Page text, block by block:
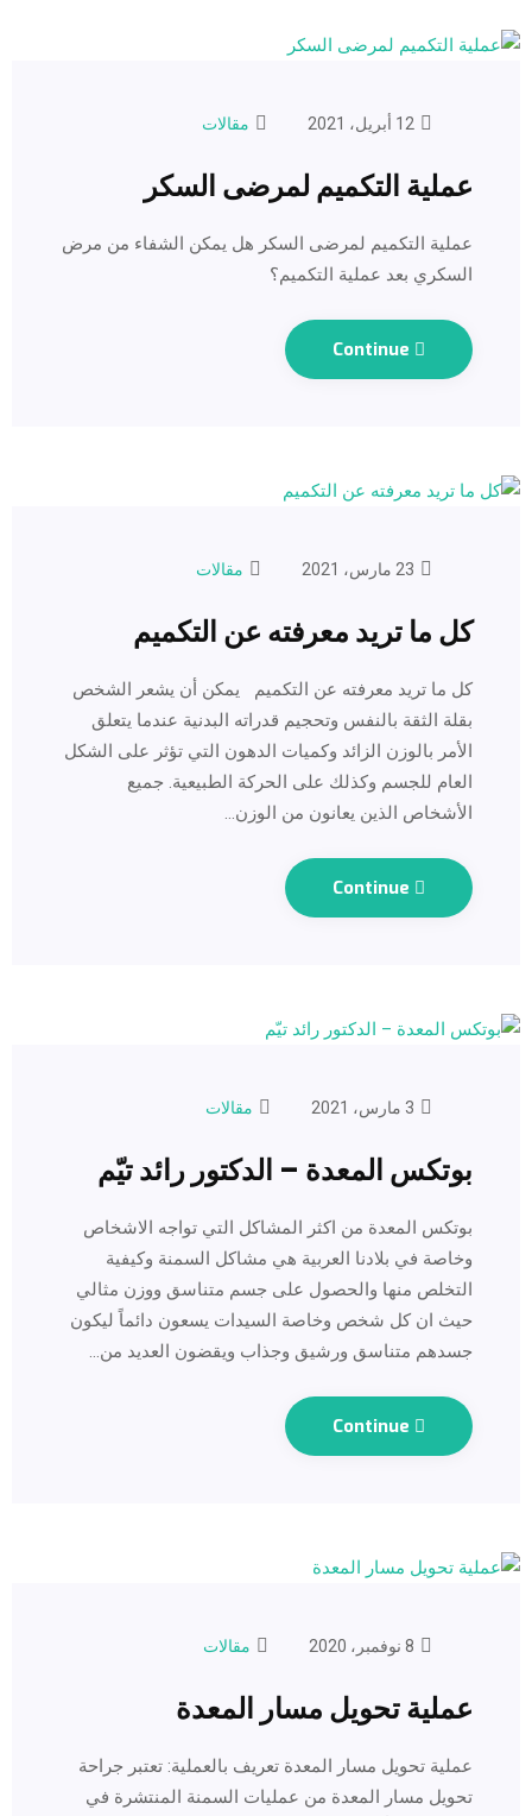
مقالات
عملية التكميم لمرضى السكر
عملية التكميم لمرضى السكر هل يمكن الشفاء من مرض
السكري بعد عملية التكميم؟
Continue
مقالات
كل ما تريد معرفته عن التكميم
كل ما تريد معرفته عن التكميم يمكن أن يشعر الشخص
بقلة الثقة بالنفس وتحجيم قدراته البدنية عندما يتعلق
الأمر بالوزن الزائد وكميات الدهون التي تؤثر على الشكل
العام للجسم وكذلك على الحركة الطبيعية. جميع
الأشخاص الذين يعانون من الوزن…
Continue
مقالات
بوتكس المعدة – الدكتور رائد تيّم
بوتكس المعدة من اكثر المشاكل التي تواجه الاشخاص
وخاصة في بلادنا العربية هي مشاكل السمنة وكيفية
التخلص منها والحصول على جسم متناسق ووزن مثالي
حيث ان كل شخص وخاصة السيدات يسعون دائماً ليكون
جسدهم متناسق ورشيق وجذاب ويقضون العديد من…
Continue
مقالات
عملية تحويل مسار المعدة
عملية تحويل مسار المعدة تعريف بالعملية: تعتبر جراحة
تحويل مسار المعدة من عمليات السمنة المنتشرة في